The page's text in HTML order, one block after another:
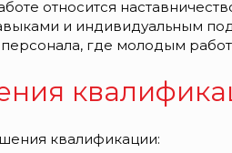
относится
и индивидуальным
где молодым
квалификации: